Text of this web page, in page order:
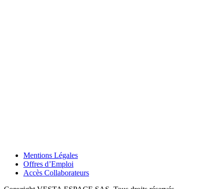
Mentions Légales
Offres d’Emploi
Accès Collaborateurs